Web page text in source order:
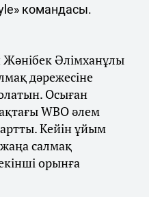
командасы.
Жәнібек Әлімханұлы
дәрежесіне
Осыған
WBO әлем
Кейін ұйым
салмақ
орынға